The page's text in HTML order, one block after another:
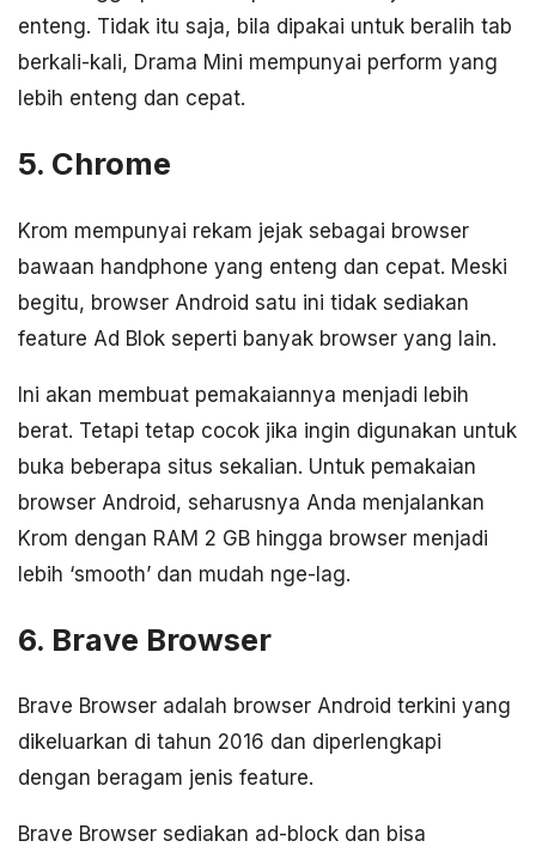
enteng. Tidak itu saja, bila dipakai untuk beralih tab
berkali-kali, Drama Mini mempunyai perform yang
lebih enteng dan cepat.
5. Chrome
Krom mempunyai rekam jejak sebagai browser
bawaan handphone yang enteng dan cepat. Meski
begitu, browser Android satu ini tidak sediakan
feature Ad Blok seperti banyak browser yang lain.
Ini akan membuat pemakaiannya menjadi lebih
berat. Tetapi tetap cocok jika ingin digunakan untuk
buka beberapa situs sekalian. Untuk pemakaian
browser Android, seharusnya Anda menjalankan
Krom dengan RAM 2 GB hingga browser menjadi
lebih ‘smooth’ dan mudah nge-lag.
6. Brave Browser
Brave Browser adalah browser Android terkini yang
dikeluarkan di tahun 2016 dan diperlengkapi
dengan beragam jenis feature.
Brave Browser sediakan ad-block dan bisa